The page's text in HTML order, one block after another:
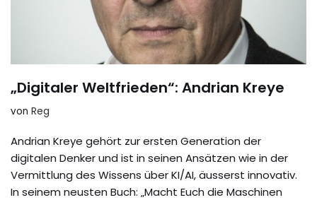
„Digitaler Weltfrieden“: Andrian Kreye
von Reg
Andrian Kreye gehört zur ersten Generation der
digitalen Denker und ist in seinen Ansätzen wie in der
Vermittlung des Wissens über KI/AI, äusserst innovativ.
In seinem neusten Buch: „Macht Euch die Maschinen